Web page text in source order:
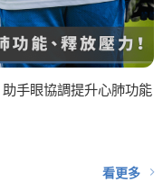
手眼協調提升心肺功能
看更多